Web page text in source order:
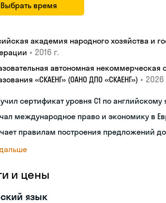
Выбрать время
академия народного хозяйства и
• 2016 г.
автономная некоммерческая
«СКАЕНГ» (ОАНО ДПО «СКАЕНГ») • 2026
сертификат уровня С1 по английскому
международное право и экономику в
правилам построения предложений
и цены
язык